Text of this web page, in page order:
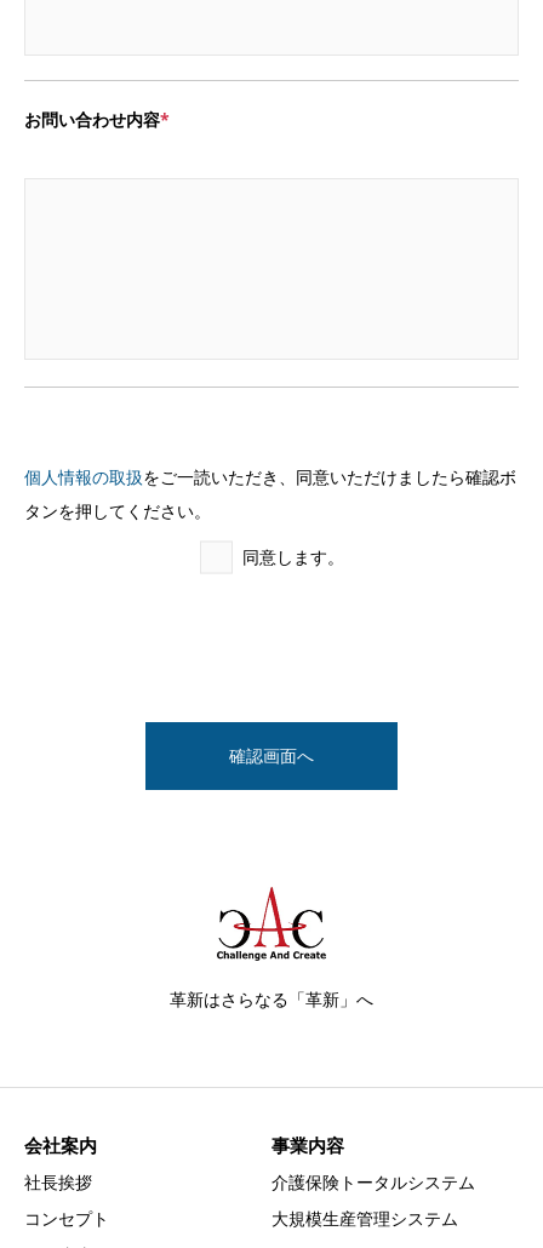
お問い合わせ内容
個人情報の取扱をご一読いただき、同意いただけましたら確認ボ
タンを押してください。
同意します。
革新はさらなる「革新」へ
会社案内
社長挨拶
コンセプト
事業内容
介護保険トータルシステム
大規模生産管理システム